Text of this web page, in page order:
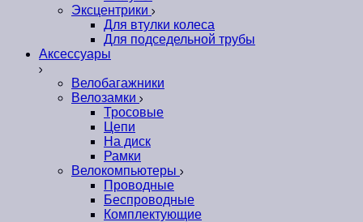
Эксцентрики
Для втулки колеса
Для подседельной трубы
Аксессуары
Велобагажники
Велозамки
Тросовые
Цепи
На диск
Рамки
Велокомпьютеры
Проводные
Беспроводные
Комплектующие